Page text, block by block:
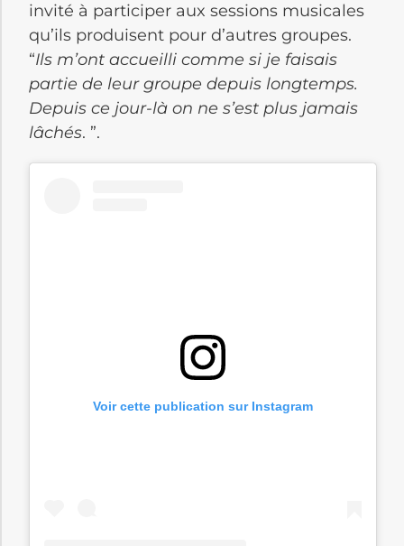
invité à participer aux sessions musicales
qu’ils produisent pour d’autres groupes.
“Ils m’ont accueilli comme si je faisais
partie de leur groupe depuis longtemps.
Depuis ce jour-là on ne s’est plus jamais
lâchés. ”.
Voir cette publication sur Instagram